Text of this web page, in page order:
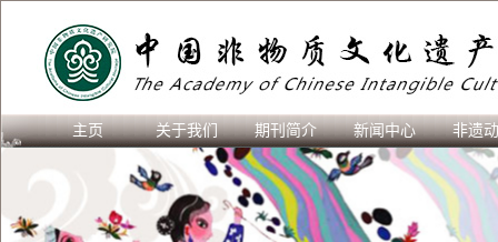
主页 关于我们 期刊简介 新闻中心 非遗